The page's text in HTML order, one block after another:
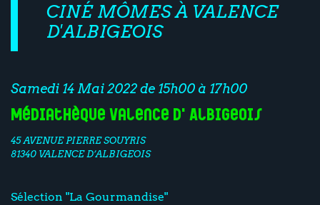
CINÉ MÔMES À VALENCE
D'ALBIGEOIS
Samedi 14 Mai 2022 de 15h00 à 17h00
Médiathèque Valence d'Albigeois
45 AVENUE PIERRE SOUYRIS
81340 VALENCE D’ALBIGEOIS
Sélection "La Gourmandise"